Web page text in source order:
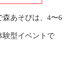
あそびは、4〜6
験型イベントで